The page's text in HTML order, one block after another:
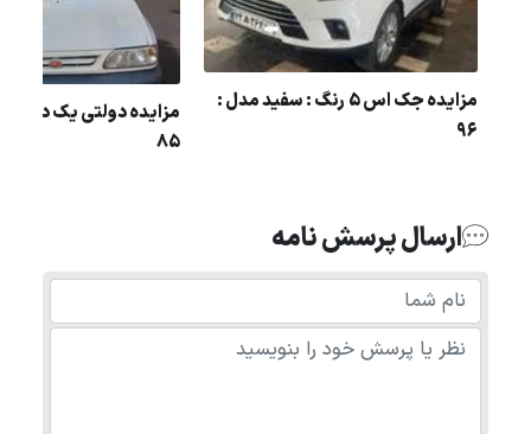
مزایده دولتی یک
85
مزایده جک اس 5 رنگ : سفید مدل :
96
ارسال پرسش نامه